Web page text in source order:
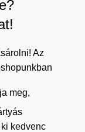
Az
meg,
kedvenc